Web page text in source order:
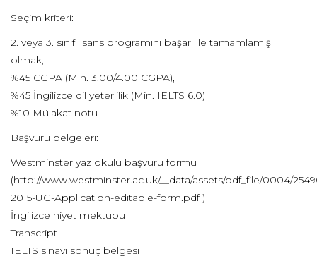
Seçim kriteri:
2. veya 3. sınıf lisans programını başarı ile tamamlamış
olmak,
%45 CGPA (Min. 3.00/4.00 CGPA),
%45 İngilizce dil yeterlilik (Min. IELTS 6.0)
%10 Mülakat notu
Başvuru belgeleri:
Westminster yaz okulu başvuru formu
(http://www.westminster.ac.uk/__data/assets/pdf_file/0004/
2015-UG-Application-editable-form.pdf )
İngilizce niyet mektubu
Transcript
IELTS sınavı sonuç belgesi